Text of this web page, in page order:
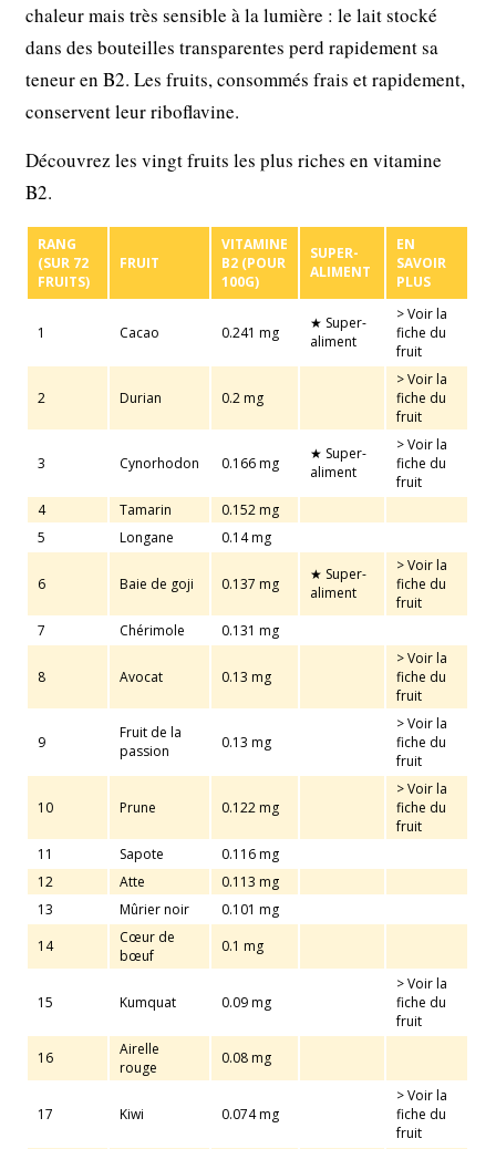
chaleur mais très sensible à la lumière : le lait stocké
dans des bouteilles transparentes perd rapidement sa
teneur en B2. Les fruits, consommés frais et rapidement,
conservent leur riboflavine.
Découvrez les vingt fruits les plus riches en vitamine
B2.
RANG
(SUR 72
FRUITS)
FRUIT
VITAMINE
B2 (POUR
100G)
SUPER-
ALIMENT
EN
SAVOIR
PLUS
1 Cacao 0.241 mg
★ Super-
aliment
> Voir la
fiche du
fruit
2 Durian 0.2 mg
> Voir la
fiche du
fruit
3 Cynorhodon 0.166 mg
★ Super-
aliment
> Voir la
fiche du
fruit
4
Tamarin
0.152 mg
5
Longane 0.14 mg
6 Baie de goji 0.137 mg
★ Super-
aliment
> Voir la
fiche du
fruit
7
Chérimole 0.131 mg
8 Avocat 0.13 mg
> Voir la
fiche du
fruit
9
Fruit de la
passion
0.13 mg
> Voir la
fiche du
fruit
10 Prune 0.122 mg
> Voir la
fiche du
fruit
11
Sapote
0.116 mg
12
Atte
0.113 mg
13
Mûrier noir
0.101 mg
14
Cœur de
bœuf
0.1 mg
15 Kumquat 0.09 mg
> Voir la
fiche du
fruit
16
Airelle
rouge
0.08 mg
17 Kiwi 0.074 mg
> Voir la
fiche du
fruit